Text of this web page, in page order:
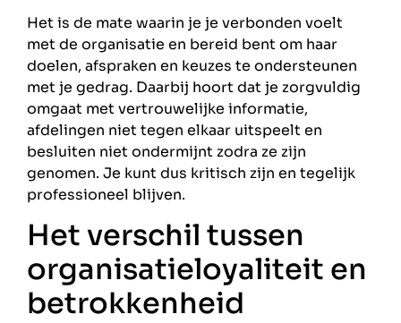
Het is de mate waarin je je verbonden voelt
met de organisatie en bereid bent om haar
doelen, afspraken en keuzes te ondersteunen
met je gedrag. Daarbij hoort dat je zorgvuldig
omgaat met vertrouwelijke informatie,
afdelingen niet tegen elkaar uitspeelt en
besluiten niet ondermijnt zodra ze zijn
genomen. Je kunt dus kritisch zijn en tegelijk
professioneel blijven.
Het verschil tussen
organisatieloyaliteit en
betrokkenheid